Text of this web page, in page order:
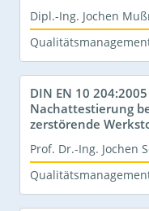
Dipl.-Ing. Jochen
DIN EN 10
Nachattestierung
zerstörende
Prof. Dr.-Ing. Jochen